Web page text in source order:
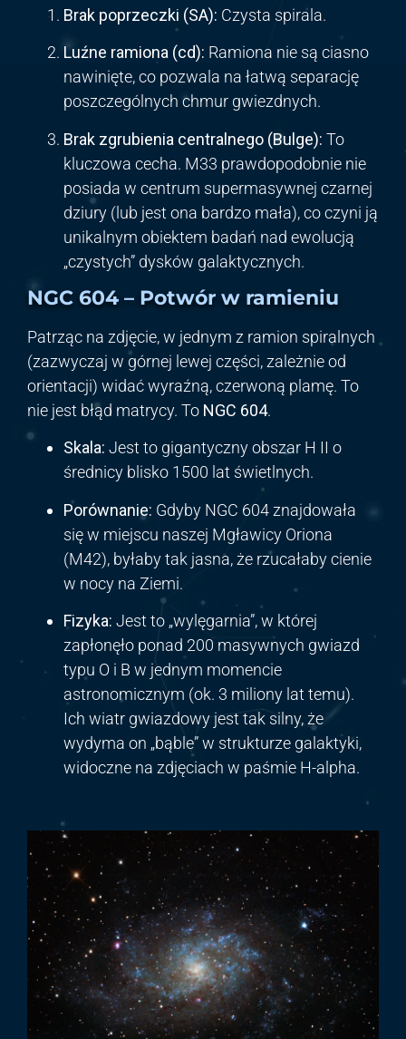
Brak poprzeczki (SA): Czysta spirala.
Luźne ramiona (cd): Ramiona nie są ciasno
nawinięte, co pozwala na łatwą separację
poszczególnych chmur gwiezdnych.
Brak zgrubienia centralnego (Bulge): To
kluczowa cecha. M33 prawdopodobnie nie
posiada w centrum supermasywnej czarnej
dziury (lub jest ona bardzo mała), co czyni ją
unikalnym obiektem badań nad ewolucją
„czystych” dysków galaktycznych.
NGC 604 – Potwór w ramieniu
Patrząc na zdjęcie, w jednym z ramion spiralnych
(zazwyczaj w górnej lewej części, zależnie od
orientacji) widać wyraźną, czerwoną plamę. To
nie jest błąd matrycy. To NGC 604.
Skala: Jest to gigantyczny obszar H II o
średnicy blisko 1500 lat świetlnych.
Porównanie: Gdyby NGC 604 znajdowała
się w miejscu naszej Mgławicy Oriona
(M42), byłaby tak jasna, że rzucałaby cienie
w nocy na Ziemi.
Fizyka: Jest to „wylęgarnia”, w której
zapłonęło ponad 200 masywnych gwiazd
typu O i B w jednym momencie
astronomicznym (ok. 3 miliony lat temu).
Ich wiatr gwiazdowy jest tak silny, że
wydyma on „bąble” w strukturze galaktyki,
widoczne na zdjęciach w paśmie H-alpha.